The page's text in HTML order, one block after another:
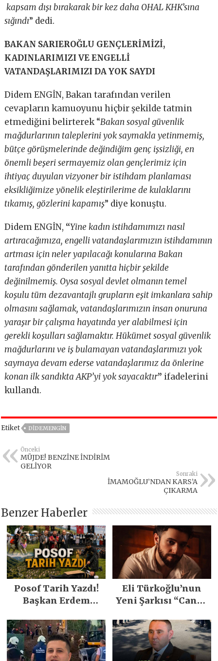
kapsam dışı bırakarak bir kez daha OHAL KHK’sına
sığındı” dedi.
BAKAN SARIEROĞLU GENÇLERİMİZİ,
KADINLARIMIZI VE ENGELLİ
VATANDAŞLARIMIZI DA YOK SAYDI
Didem ENGİN, Bakan tarafından verilen
cevapların kamuoyunu hiçbir şekilde tatmin
etmediğini belirterek “Bakan sosyal güvenlik
mağdurlarının taleplerini yok saymakla yetinmemiş,
bütçe görüşmelerinde değindiğim genç işsizliği, en
önemli beşeri sermayemiz olan gençlerimiz için
ihtiyaç duyulan vizyoner bir istihdam planlaması
eksikliğimize yönelik eleştirilerime de kulaklarını
tıkamış, gözlerini kapamış” diye konuştu.
Didem ENGİN, “Yine kadın istihdamımızı nasıl
artıracağımıza, engelli vatandaşlarımızın istihdamının
artması için neler yapılacağı konularına Bakan
tarafından gönderilen yanıtta hiçbir şekilde
değinilmemiş. Oysa sosyal devlet olmanın temel
koşulu tüm dezavantajlı grupların eşit imkanlara sahip
olmasını sağlamak, vatandaşlarımızın insan onuruna
yaraşır bir çalışma hayatında yer alabilmesi için
gerekli koşulları sağlamaktır. Hükümet sosyal güvenlik
mağdurlarını ve iş bulamayan vatandaşlarımızı yok
saymaya devam ederse vatandaşlarımız da önlerine
konan ilk sandıkta AKP’yi yok sayacaktır” ifadelerini
kullandı.
Etiket DIDEMENGIN
Önceki
MÜJDE! BENZİNE İNDİRİM
GELİYOR
Sonraki
İMAMOĞLU’NDAN KARS’A
ÇIKARMA
Benzer Haberler
Posof Tarih Yazdı!
Başkan Erdem
Emeğiyle Son
Yılların En Büyük
Festivali
Eli Türkoğlu’nun
Yeni Şarkısı “Canın
İlgi Gördü!..